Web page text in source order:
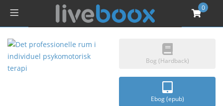
0
Bog (Hardback)
Ebog (epub)